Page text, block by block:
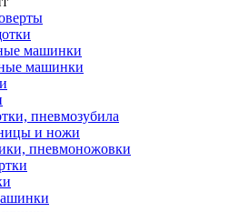
машинки
машинки
пневмозубила
и ножи
пневмоножовки